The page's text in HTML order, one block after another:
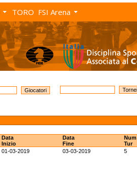
TORO FSI Arena
Data
Inizio
Data
Fine
Num
Tur
01-03-2019 03-03-2019 5